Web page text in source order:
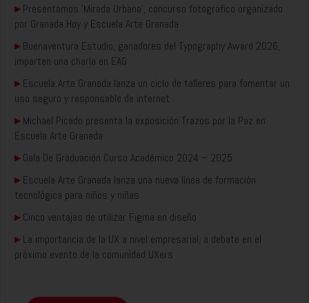
▸Presentamos ‘Mirada Urbana’, concurso fotográfico organizado
por Granada Hoy y Escuela Arte Granada
▸Buenaventura Estudio, ganadores del Typography Award 2026,
imparten una charla en EAG
▸Escuela Arte Granada lanza un ciclo de talleres para fomentar un
uso seguro y responsable de internet
▸Michael Picado presenta la exposición Trazos por la Paz en
Escuela Arte Granada
▸Gala De Graduación Curso Académico 2024 – 2025
▸Escuela Arte Granada lanza una nueva línea de formación
tecnológica para niños y niñas
▸Cinco ventajas de utilizar Figma en diseño
▸La importancia de la UX a nivel empresarial, a debate en el
próximo evento de la comunidad UXers